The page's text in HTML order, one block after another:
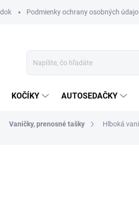
Podmienky ochrany osobných
KOČÍKY AUTOSEDAČKY
Vaničky, prenosné tašky Hlboká